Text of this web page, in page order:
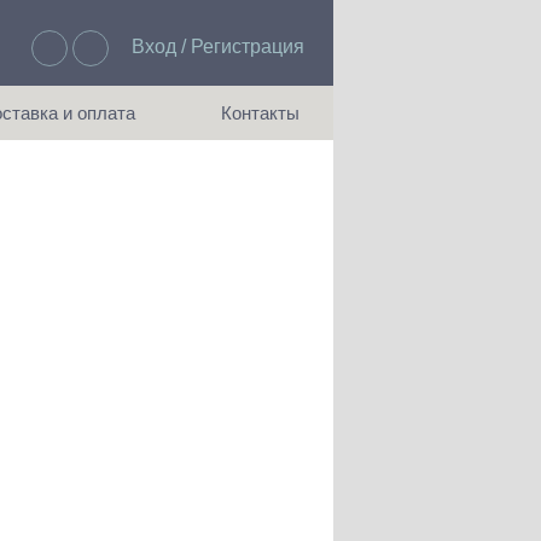
Вход / Регистрация
и оплата Контакты